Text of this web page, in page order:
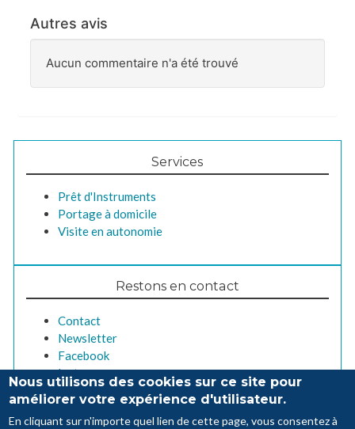
Autres avis
Aucun commentaire n'a été trouvé
Services
Prêt d'Instruments
Portage à domicile
Visite en autonomie
Restons en contact
Contact
Newsletter
Facebook
Instagram
Nous utilisons des cookies sur ce site pour
améliorer votre expérience d'utilisateur.
En cliquant sur n'importe quel lien de cette page, vous consentez à